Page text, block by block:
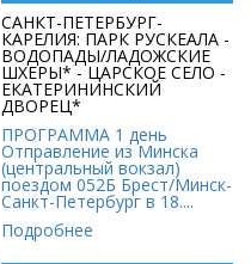
САНКТ-ПЕТЕРБУРГ-
КАРЕЛИЯ: ПАРК РУСКЕАЛА -
ВОДОПАДЫ/ЛАДОЖСКИЕ
ШХЕРЫ* - ЦАРСКОЕ СЕЛО -
ЕКАТЕРИНИНСКИЙ
ДВОРЕЦ*
ПРОГРАММА 1 день
Отправление из Минска
(центральный вокзал)
поездом 052Б Брест/Минск-
Санкт-Петербург в 18....
Подробнее